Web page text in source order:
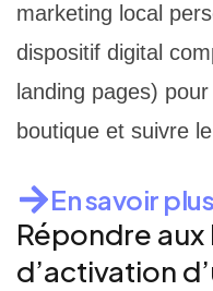
marketing local
dispositif digital
landing pages)
boutique et suivre
En savoir
Répondre
d’activation